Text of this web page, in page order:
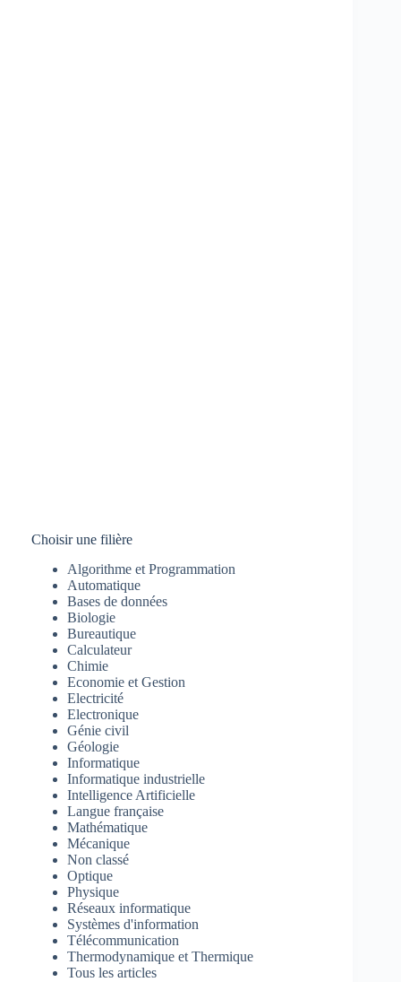
Choisir une filière
Algorithme et Programmation
Automatique
Bases de données
Biologie
Bureautique
Calculateur
Chimie
Economie et Gestion
Electricité
Electronique
Génie civil
Géologie
Informatique
Informatique industrielle
Intelligence Artificielle
Langue française
Mathématique
Mécanique
Non classé
Optique
Physique
Réseaux informatique
Systèmes d'information
Télécommunication
Thermodynamique et Thermique
Tous les articles